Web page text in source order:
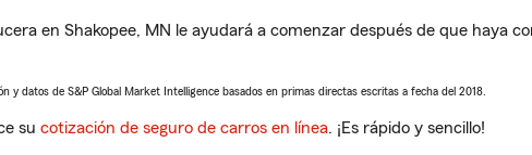
en Shakopee, MN le ayudará a comenzar después de que haya
y datos de S&P Global Market Intelligence basados en primas directas escritas a fecha del 2018.
su cotización de seguro de carros en línea. ¡Es rápido y sencillo!